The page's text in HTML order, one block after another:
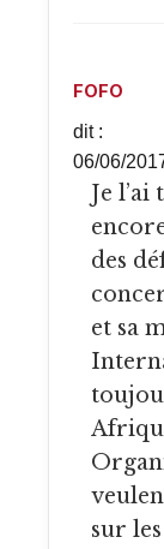
FOFO
dit :
06/06/
Je l’ai toujours dit et je le dirai
des
et sa
sur